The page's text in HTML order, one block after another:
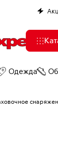
Одежда